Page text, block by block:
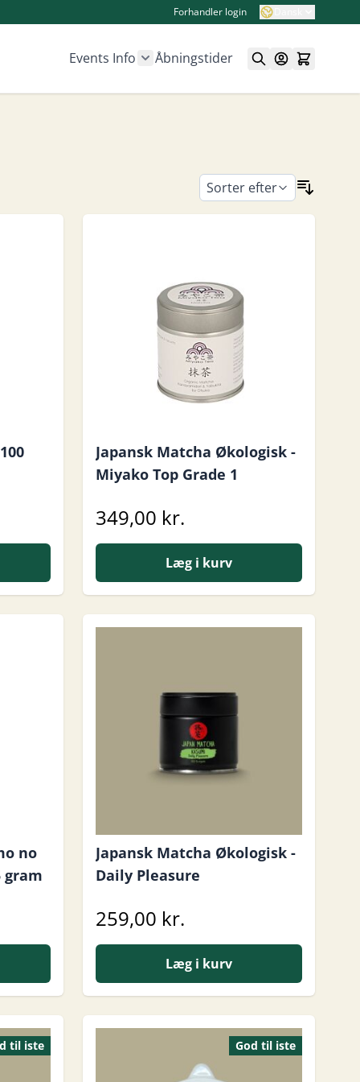
Forhandler login
Events Info
Åbningstider
Sorter efter
Japansk Matcha Økologisk -
Miyako Top Grade 1
349,00 kr.
Læg i kurv
no
gram
Japansk Matcha Økologisk -
Daily Pleasure
259,00 kr.
Læg i kurv
til iste God til iste